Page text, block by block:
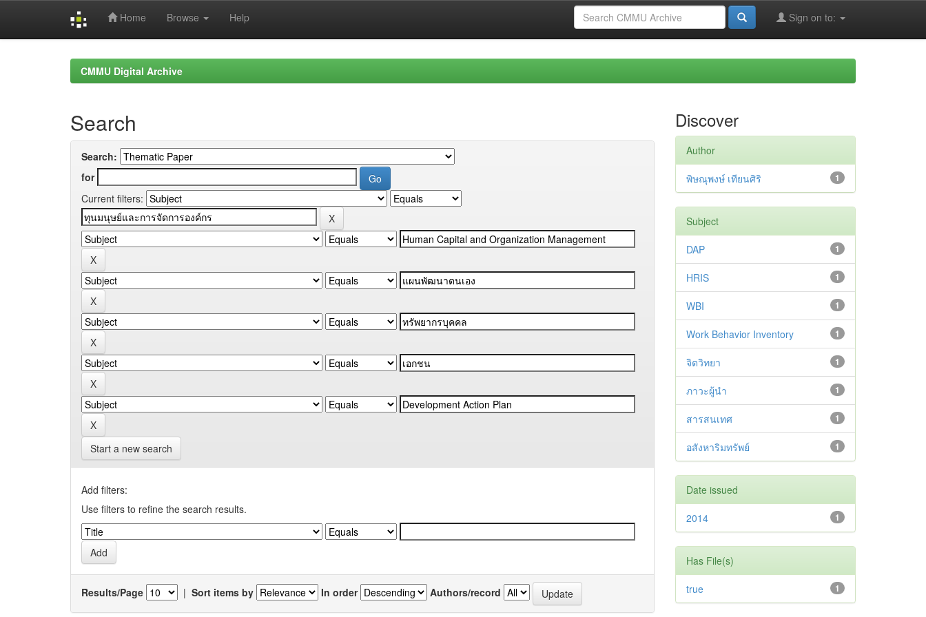
Home Browse Help Sign on to:
CMMU Digital Archive
Search
Search:
for
Current filters:
Start a new search
Add filters:
Use filters to refine the search results.
Results/Page | Sort items by In order Authors/record
Discover
Author
1
พิษณุพงษ์ เทียนศิริ
Subject
1
DAP
1
HRIS
1
WBI
1
Work Behavior Inventory
1
จิตวิทยา
1
ภาวะผู้นำ
1
สารสนเทศ
1
อสังหาริมทรัพย์
Date issued
1
2014
Has File(s)
1
true